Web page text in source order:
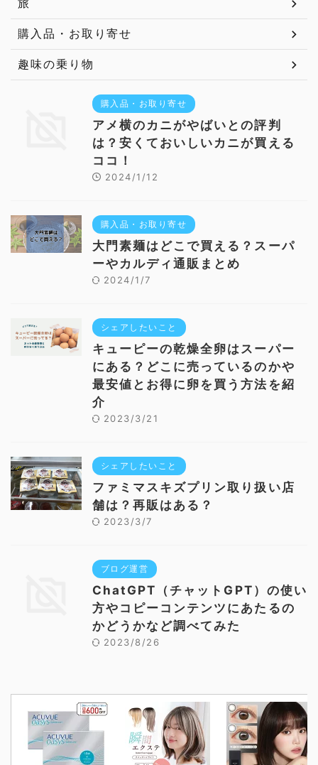
旅
購入品・お取り寄せ
趣味の乗り物
購入品・お取り寄せ
アメ横のカニがやばいとの評判
は？安くておいしいカニが買える
ココ！
2024/1/12
購入品・お取り寄せ
大門素麺はどこで買える？スーパ
ーやカルディ通販まとめ
2024/1/7
シェアしたいこと
キューピーの乾燥全卵はスーパー
にある？どこに売っているのかや
最安値とお得に卵を買う方法を紹
介
2023/3/21
シェアしたいこと
ファミマスキズプリン取り扱い店
舗は？再販はある？
2023/3/7
ブログ運営
ChatGPT（チャットGPT）の使い
方やコピーコンテンツにあたるの
かどうかなど調べてみた
2023/8/26